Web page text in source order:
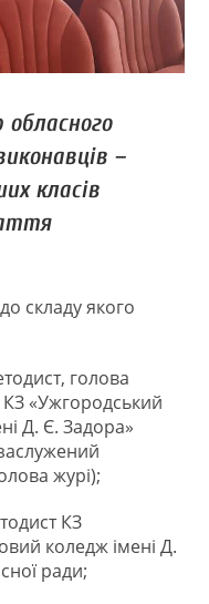
обласного
–
класів
складу якого
голова
КЗ «Ужгородський
Д. Є. Задора»
журі);
КЗ
коледж імені Д.
ради;